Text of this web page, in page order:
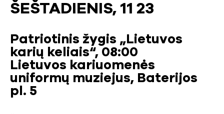
ŠEŠTADIENIS, 11 23
Patriotinis žygis „Lietuvos
karių keliais“, 08:00
Lietuvos kariuomenės
uniformų muziejus, Baterijos
pl. 5